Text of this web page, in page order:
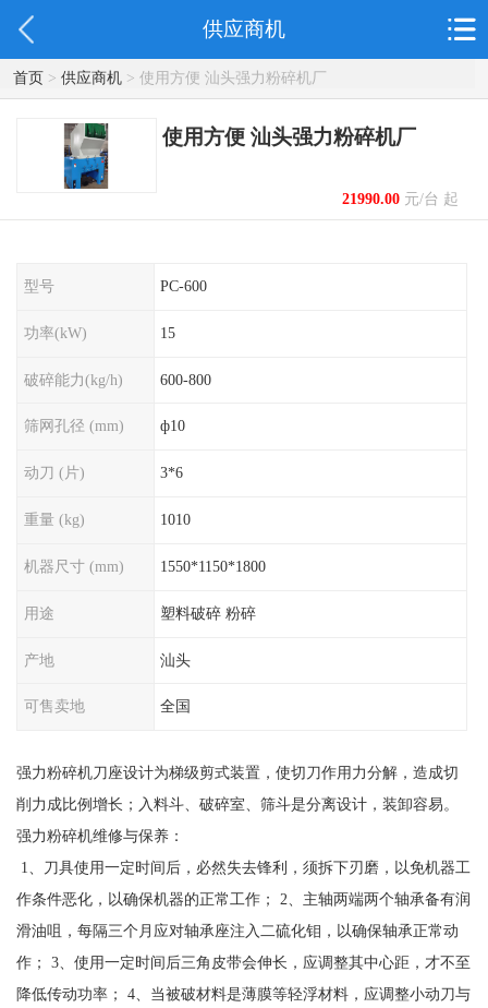
供应商机
首页> 供应商机> 使用方便 汕头强力粉碎机厂
使用方便 汕头强力粉碎机厂
21990.00元/台 起
型号 PC-600
功率(kW) 15
破碎能力(kg/h) 600-800
筛网孔径 (mm) ф10
动刀 (片) 3*6
重量 (kg) 1010
机器尺寸 (mm) 1550*1150*1800
用途 塑料破碎 粉碎
产地 汕头
可售卖地 全国
强力粉碎机刀座设计为梯级剪式装置，使切刀作用力分解，造成切
削力成比例增长；入料斗、破碎室、筛斗是分离设计，装卸容易。
强力粉碎机维修与保养：
1、刀具使用一定时间后，必然失去锋利，须拆下刃磨，以免机器工
作条件恶化，以确保机器的正常工作； 2、主轴两端两个轴承备有润
滑油咀，每隔三个月应对轴承座注入二硫化钼，以确保轴承正常动
作； 3、使用一定时间后三角皮带会伸长，应调整其中心距，才不至
降低传动功率； 4、当被破材料是薄膜等轻浮材料，应调整小动刀与